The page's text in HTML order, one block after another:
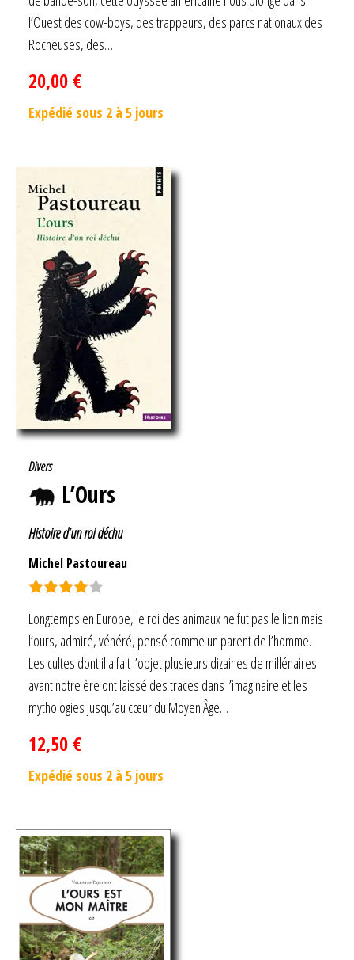
l’Ouest des cow-boys, des trappeurs, des parcs nationaux des
Rocheuses, des…
20,00 €
Expédié sous 2 à 5 jours
Divers
L’Ours
Histoire d’un roi déchu
Michel Pastoureau
sur 5
Longtemps en Europe, le roi des animaux ne fut pas le lion mais
l’ours, admiré, vénéré, pensé comme un parent de l’homme.
Les cultes dont il a fait l’objet plusieurs dizaines de millénaires
avant notre ère ont laissé des traces dans l’imaginaire et les
mythologies jusqu’au cœur du Moyen Âge…
12,50 €
Expédié sous 2 à 5 jours